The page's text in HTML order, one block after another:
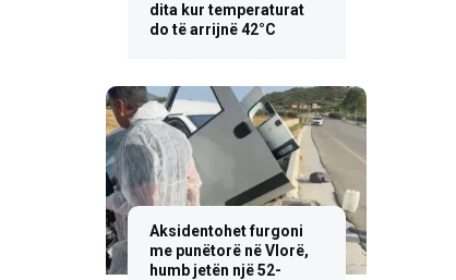
dita kur temperaturat
do të arrijnë 42°C
Aksidentohet furgoni
me punëtorë në Vlorë,
humb jetën një 52-